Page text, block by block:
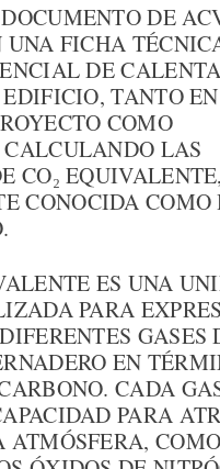
DE
UNA FICHA
DE
TANTO EN
COMO
LAS
CO₂ EQUIVALENTE,
CONOCIDA
ES UNA
PARA
GASES
EN
CADA
PARA
ATMÓSFERA,